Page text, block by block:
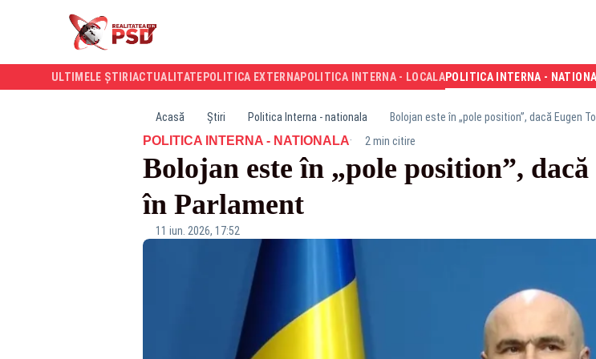
ULTIMELE ȘTIRI ACTUALITATE POLITICA EXTERNAPOLITICA INTERNA - LOCALAPOLITICA INTERNA -
Acasă Știri Politica Interna - nationala Bolojan este în „pole position”, dacă Eugen
POLITICA INTERNA - NATIONALA· 2 min citire
Bolojan este în „pole position”,
în Parlament
11 iun. 2026, 17:52